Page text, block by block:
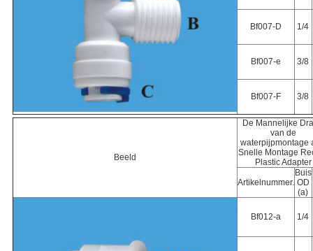
Bf007-D 1/4
Bf007-e 3/8
Bf007-F 3/8
Beeld
De Mannelijke
van de
waterpijpmontage
Snelle Montage
Plastic Adapter
Artikelnummer.
Buis
OD
(a)
Bf012-a 1/4